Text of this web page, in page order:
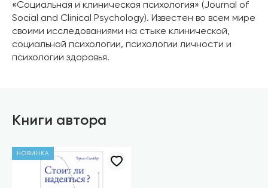
«Социальная и клиническая психология» (Journal of
Social and Clinical Psychology). Известен во всем мире
своими исследованиями на стыке клинической,
социальной психологии, психологии личности и
психологии здоровья.
Книги автора
НОВИНКА